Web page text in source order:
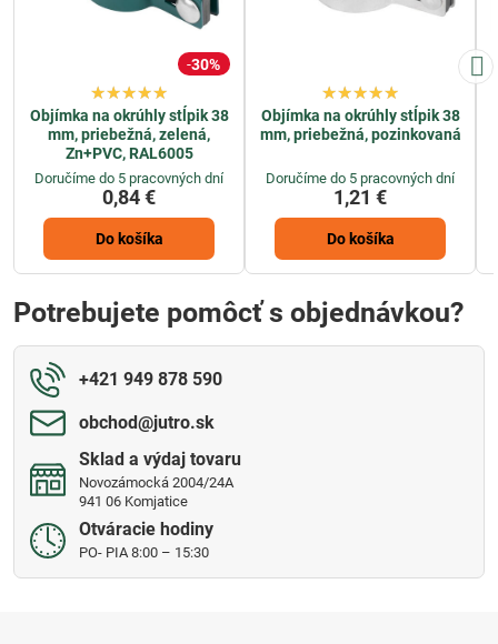
30%
Objímka na okrúhly stĺpik 38
mm, priebežná, zelená,
Zn+PVC, RAL6005
Doručíme do 5 pracovných dní
0,84 €
Do košíka
Objímka na okrúhly stĺpik 38
mm, priebežná, pozinkovaná
Doručíme do 5 pracovných dní
1,21 €
Do košíka
Potrebujete pomôcť s objednávkou?
+421 949 878 590
obchod​@jutro​.sk
Sklad a výdaj tovaru
Novozámocká 2004/24A
941 06 Komjatice
Otváracie hodiny
PO- PIA 8:00 – 15:30